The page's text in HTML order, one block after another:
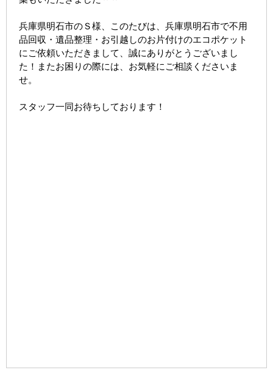
兵庫県明石市のＳ様、このたびは、兵庫県明石市で不用
品回収・遺品整理・お引越しのお片付けのエコポケット
にご依頼いただきまして、誠にありがとうございまし
た！またお困りの際には、お気軽にご相談くださいま
せ。
スタッフ一同お待ちしております！